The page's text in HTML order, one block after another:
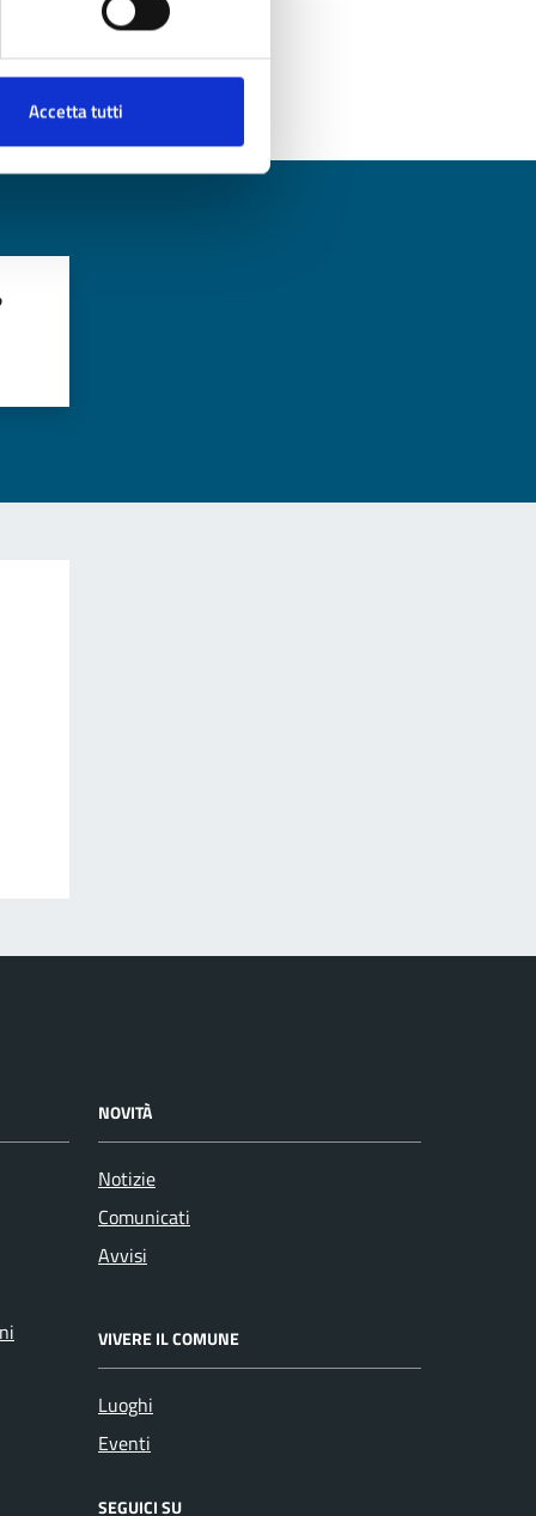
Accetta tutti
NOVITÀ
Notizie
Comunicati
Avvisi
VIVERE IL COMUNE
Luoghi
Eventi
SEGUICI SU